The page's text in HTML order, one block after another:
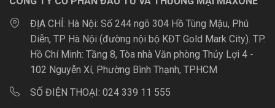
ĐỊA CHỈ: Hà Nội: Số 244 ngõ 304 Hồ Tùng Mậu, Phú
Diễn, TP Hà Nội (đường nội bộ KĐT Gold Mark City). TP.
Hồ Chí Minh: Tầng 8, Tòa nhà Văn phòng Thủy Lợi 4 -
102 Nguyễn Xí, Phường Bình Thạnh, TP.HCM
SỐ ĐIỆN THOẠI: 024 339 11 555